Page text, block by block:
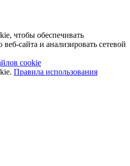
чтобы обеспечивать
сайта и анализировать сетевой
cookie
Правила использования